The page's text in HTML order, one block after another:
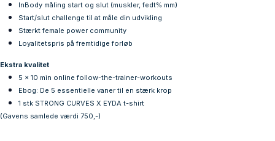
InBody måling start og slut (muskler, fedt% mm)
Start/slut challenge til at måle din udvikling
Stærkt female power community
Loyalitetspris på fremtidige forløb
Ekstra kvalitet
5 x 10 min online follow-the-trainer-workouts
Ebog: De 5 essentielle vaner til en stærk krop
1 stk STRONG CURVES X EYDA t-shirt
(Gavens samlede værdi 750,-)